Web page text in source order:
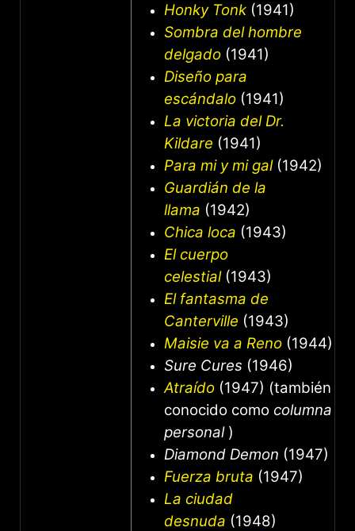
Honky Tonk (1941)
Sombra del hombre
delgado (1941)
Diseño para
escándalo (1941)
La victoria del Dr.
Kildare (1941)
Para mi y mi gal(1942)
Guardián de la
llama (1942)
Chica loca (1943)
El cuerpo
celestial(1943)
El fantasma de
Canterville (1943)
Maisie va a Reno (1944)
Sure Cures (1946)
Atraído (1947) (también
conocido como columna
personal)
Diamond Demon (1947)
Fuerza bruta (1947)
La ciudad
desnuda (1948)